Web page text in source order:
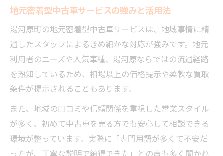
地元密着型中古車サービスの強みと活用法
湯河原町の地元密着型中古車サービスは、地域事情に精
通したスタッフによるきめ細かな対応が強みです。地元
利用者のニーズや人気車種、湯河原ならではの流通経路
を熟知しているため、相場以上の価格提示や柔軟な買取
条件が提示されることもあります。
また、地域の口コミや信頼関係を重視した営業スタイル
が多く、初めて中古車を売る方でも安心して相談できる
環境が整っています。実際に「専門用語が多くて不安だ
ったが、丁寧な説明で納得できた」との声も多く聞かれ